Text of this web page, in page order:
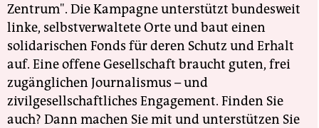
Zentrum". Die Kampagne unterstützt bundesweit
linke, selbstverwaltete Orte und baut einen
solidarischen Fonds für deren Schutz und Erhalt
auf. Eine offene Gesellschaft braucht guten, frei
zugänglichen Journalismus – und
zivilgesellschaftliches Engagement. Finden Sie
auch? Dann machen Sie mit und unterstützen Sie